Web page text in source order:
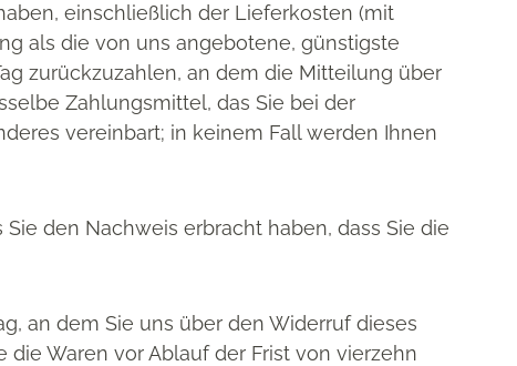
einschließlich der Lieferkosten (mit
als die von uns angebotene, günstigste
zurückzuzahlen, an dem die Mitteilung über
Zahlungsmittel, das Sie bei der
vereinbart; in keinem Fall werden Ihnen
den Nachweis erbracht haben, dass Sie die
an dem Sie uns über den Widerruf dieses
Waren vor Ablauf der Frist von vierzehn